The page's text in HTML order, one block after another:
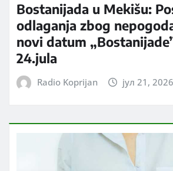
Bostanijada u Mekišu:
odlaganja zbog
novi datum
24.jula
Radio Koprijan јул 21, 2026